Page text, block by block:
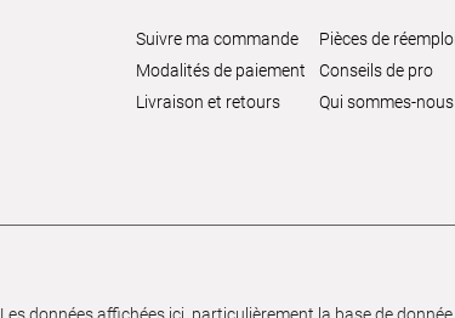
Suivre ma commande
Modalités de paiement
Livraison et retours
Pièces de réemploi
Conseils de pro
Qui sommes-nous